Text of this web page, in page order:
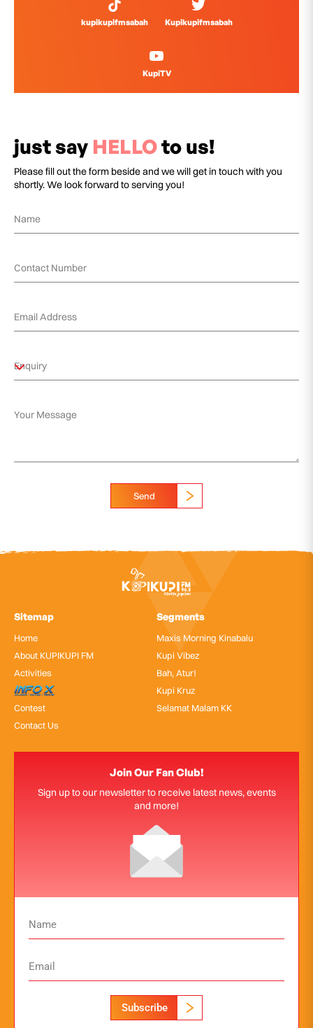
kupikupifmsabah Kupikupifmsabah
KupiTV
just say HELLOto us!
Please fill out the form beside and we will get in touch with you
shortly. We look forward to serving you!
Send
Sitemap
Home
About KUPIKUPI FM
Activities
InfoX
Contest
Contact Us
Segments
Maxis Morning Kinabalu
Kupi Vibez
Bah, Atur!
Kupi Kruz
Selamat Malam KK
Join Our Fan Club!
Sign up to our newsletter to receive latest news, events
and more!
Subscribe